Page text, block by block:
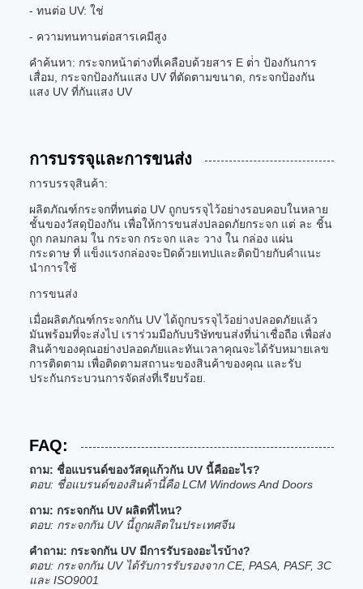
- ทนต่อ UV: ใช่
- ความทนทานต่อสารเคมีสูง
คําค้นหา: กระจกหน้าต่างที่เคลือบด้วยสาร E ต่ํา ป้องกันการ
เสื่อม, กระจกป้องกันแสง UV ที่ตัดตามขนาด, กระจกป้องกัน
แสง UV ที่กันแสง UV
การบรรจุและการขนส่ง
การบรรจุสินค้า:
ผลิตภัณฑ์กระจกที่ทนต่อ UV ถูกบรรจุไว้อย่างรอบคอบในหลาย
ชั้นของวัสดุป้องกัน เพื่อให้การขนส่งปลอดภัยกระจก แต่ ละ ชิ้น
ถูก กลมกลม ใน กระจก กระจก และ วาง ใน กล่อง แผ่น
กระดาษ ที่ แข็งแรงกล่องจะปิดด้วยเทปและติดป้ายกับคําแนะ
นําการใช้
การขนส่ง
เมื่อผลิตภัณฑ์กระจกกัน UV ได้ถูกบรรจุไว้อย่างปลอดภัยแล้ว
มันพร้อมที่จะส่งไป เราร่วมมือกับบริษัทขนส่งที่น่าเชื่อถือ เพื่อส่ง
สินค้าของคุณอย่างปลอดภัยและทันเวลาคุณจะได้รับหมายเลข
การติดตาม เพื่อติดตามสถานะของสินค้าของคุณ และรับ
ประกันกระบวนการจัดส่งที่เรียบร้อย.
FAQ:
ถาม: ชื่อแบรนด์ของวัสดุแก้วกัน UV นี้คืออะไร?
ตอบ: ชื่อแบรนด์ของสินค้านี้คือ LCM Windows And Doors
ถาม: กระจกกัน UV ผลิตที่ไหน?
ตอบ: กระจกกัน UV นี้ถูกผลิตในประเทศจีน
คําถาม: กระจกกัน UV มีการรับรองอะไรบ้าง?
ตอบ: กระจกกัน UV ได้รับการรับรองจาก CE, PASA, PASF, 3C
และ ISO9001